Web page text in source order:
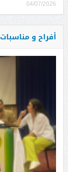
04/07/2026
أفراح و مناسبات